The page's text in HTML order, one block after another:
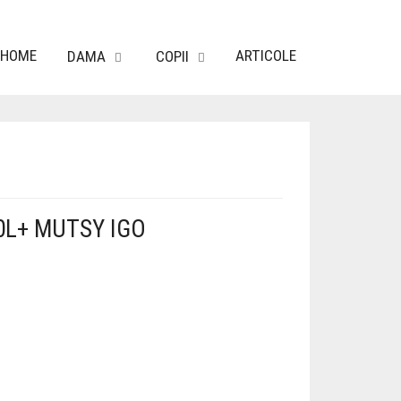
HOME DAMA COPII ARTICOLE
MUTSY IGO